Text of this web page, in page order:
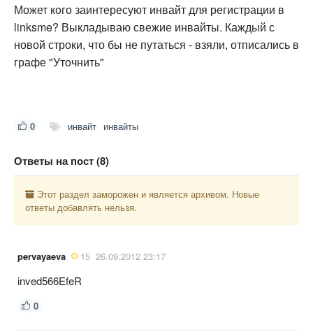
Может кого заинтересуют инвайт для регистрации в
linksme? Выкладываю свежие инвайты. Каждый с
новой строки, что бы не путаться - взяли, отписались в
графе "Уточнить"
0 инвайт инвайты
Ответы на пост (8)
Этот раздел заморожен и является архивом. Новые
ответы добавлять нельзя.
pervayaeva 15 26.09.2012 23:17
inved566EfeR
0